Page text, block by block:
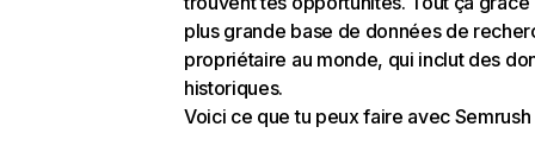
plus grande base de données de
propriétaire au monde, qui inclut des
historiques.
Voici ce que tu peux faire avec Semrush